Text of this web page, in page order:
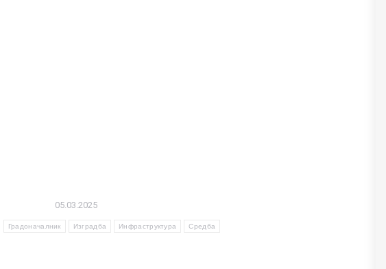
05.03.2025
Градоначалник Изградба Инфраструктура Средба